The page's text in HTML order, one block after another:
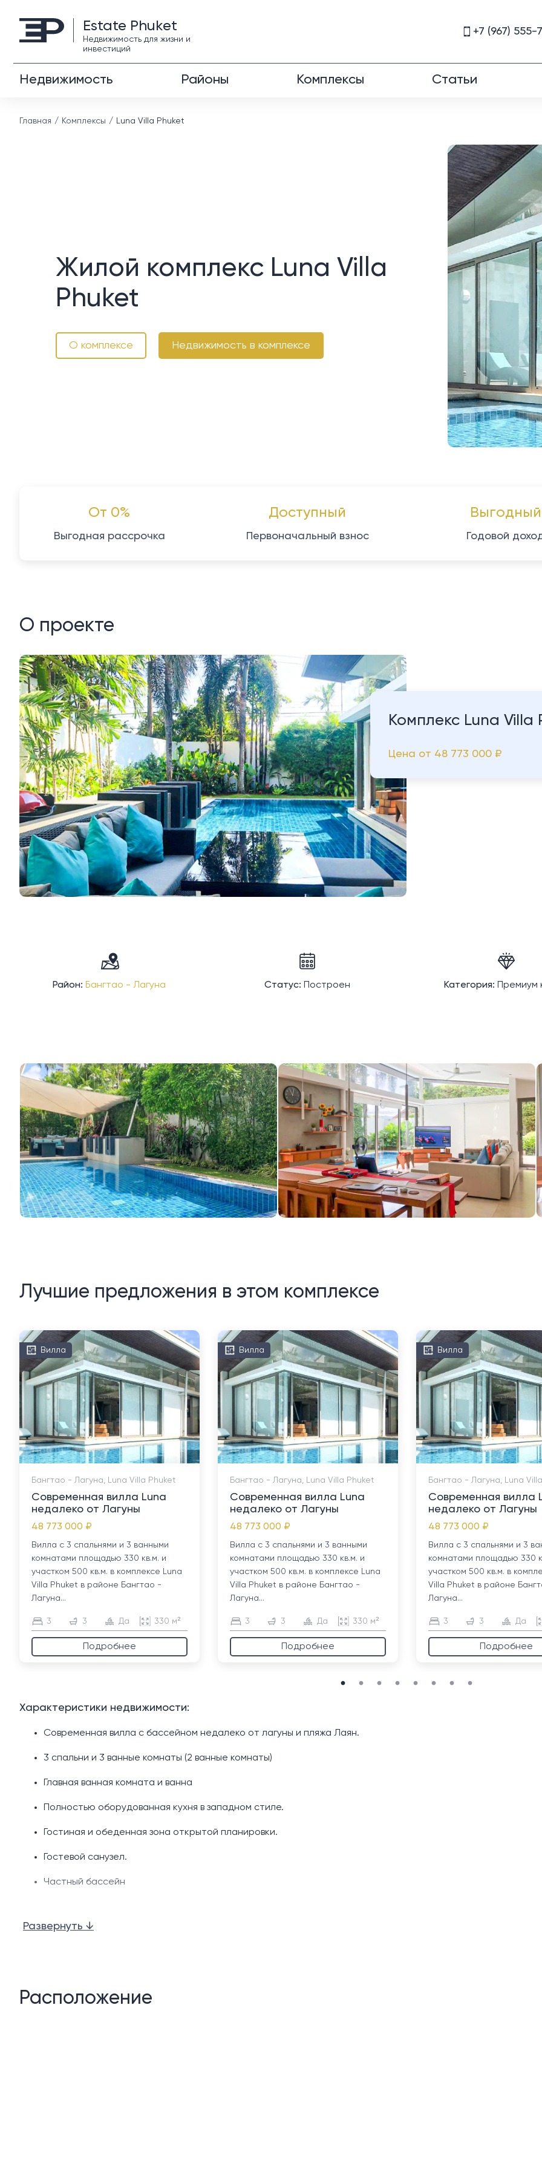
Estate Phuket
Недвижимость для жизни и
инвестиций
+7 (967) 555-
Недвижимость Районы Комплексы Статьи
Главная Комплексы Luna Villa Phuket
Жилой комплекс Luna Villa
Phuket
О комплексе Недвижимость в комплексе
От 0%
Выгодная рассрочка
Доступный
Первоначальный взнос
Выгодный
Годовой
О проекте
Комплекс Luna Villa
Цена от 48 773 000 ₽
Район: Бангтао - Лагуна Статус: Построен Категория: Премиум
Лучшие предложения в этом комплексе
Вилла
Бангтао - Лагуна, Luna Villa Phuket
Современная вилла Luna
недалеко от Лагуны
48 773 000 ₽
Вилла с 3 спальнями и 3 ванными
комнатами площадью 330 кв.м. и
участком 500 кв.м. в комплексе Luna
Villa Phuket в районе Бангтао -
Лагуна...
3 3 Да 330 м²
Подробнее
Вилла
Бангтао - Лагуна, Luna Villa Phuket
Современная вилла Luna
недалеко от Лагуны
48 773 000 ₽
Вилла с 3 спальнями и 3 ванными
комнатами площадью 330 кв.м. и
участком 500 кв.м. в комплексе Luna
Villa Phuket в районе Бангтао -
Лагуна...
3 3 Да 330 м²
Подробнее
Вилла
Бангтао - Лагуна, Luna
Современная вилла
недалеко от Лагуны
48 773 000 ₽
Вилла с 3 спальнями и 3
комнатами площадью 330
участком 500 кв.м. в
Villa Phuket в районе
Лагуна...
3 3 Да
Подробнее
Характеристики недвижимости:
Современная вилла с бассейном недалеко от лагуны и пляжа Лаян.
3 спальни и 3 ванные комнаты (2 ванные комнаты)
Главная ванная комната и ванна
Полностью оборудованная кухня в западном стиле.
Гостиная и обеденная зона открытой планировки.
Гостевой санузел.
Частный бассейн
Кладовая и прачечная
Функции сообщества:
Развернуть ↓
Расположение